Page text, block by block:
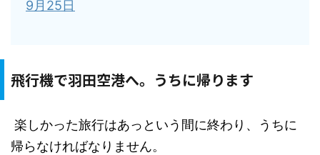
9月25日
飛行機で羽田空港へ。うちに帰ります
楽しかった旅行はあっという間に終わり、うちに
帰らなければなりません。